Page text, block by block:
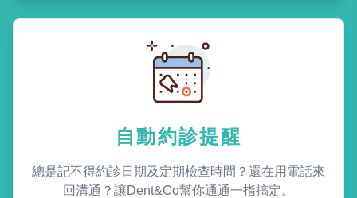
自動約診提醒
總是記不得約診日期及定期檢查時間？還在用電話來
回溝通？讓Dent&Co幫你通通一指搞定。